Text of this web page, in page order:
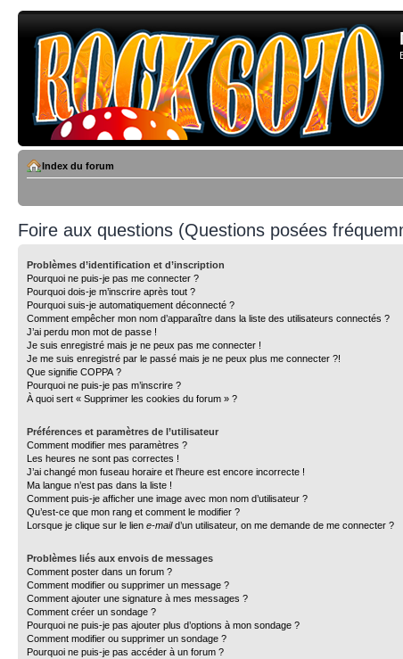
Index du forum
Foire aux questions (Questions posées
Problèmes d’identification et d’inscription
Pourquoi ne puis-je pas me connecter ?
Pourquoi dois-je m’inscrire après tout ?
Pourquoi suis-je automatiquement déconnecté ?
Comment empêcher mon nom d’apparaître dans la liste des utilisateurs connectés ?
J’ai perdu mon mot de passe !
Je suis enregistré mais je ne peux pas me connecter !
Je me suis enregistré par le passé mais je ne peux plus me connecter ?!
Que signifie COPPA ?
Pourquoi ne puis-je pas m’inscrire ?
À quoi sert « Supprimer les cookies du forum » ?
Préférences et paramètres de l’utilisateur
Comment modifier mes paramètres ?
Les heures ne sont pas correctes !
J’ai changé mon fuseau horaire et l’heure est encore incorrecte !
Ma langue n’est pas dans la liste !
Comment puis-je afficher une image avec mon nom d’utilisateur ?
Qu’est-ce que mon rang et comment le modifier ?
Lorsque je clique sur le lien e-maild’un utilisateur, on me demande de me connecter ?
Problèmes liés aux envois de messages
Comment poster dans un forum ?
Comment modifier ou supprimer un message ?
Comment ajouter une signature à mes messages ?
Comment créer un sondage ?
Pourquoi ne puis-je pas ajouter plus d’options à mon sondage ?
Comment modifier ou supprimer un sondage ?
Pourquoi ne puis-je pas accéder à un forum ?